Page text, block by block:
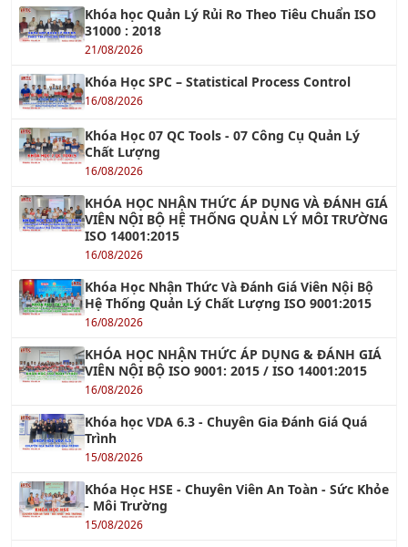
Khóa học Quản Lý Rủi Ro Theo Tiêu Chuẩn ISO
31000 : 2018
21/08/2026
Khóa Học SPC – Statistical Process Control
16/08/2026
Khóa Học 07 QC Tools - 07 Công Cụ Quản Lý
Chất Lượng
16/08/2026
KHÓA HỌC NHẬN THỨC ÁP DỤNG VÀ ĐÁNH GIÁ
VIÊN NỘI BỘ HỆ THỐNG QUẢN LÝ MÔI TRƯỜNG
ISO 14001:2015
16/08/2026
Khóa Học Nhận Thức Và Đánh Giá Viên Nội Bộ
Hệ Thống Quản Lý Chất Lượng ISO 9001:2015
16/08/2026
KHÓA HỌC NHẬN THỨC ÁP DỤNG & ĐÁNH GIÁ
VIÊN NỘI BỘ ISO 9001: 2015 / ISO 14001:2015
16/08/2026
Khóa học VDA 6.3 - Chuyên Gia Đánh Giá Quá
Trình
15/08/2026
Khóa Học HSE - Chuyên Viên An Toàn - Sức Khỏe
- Môi Trường
15/08/2026